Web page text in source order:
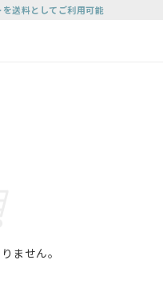
送料としてご利用可能
ません。